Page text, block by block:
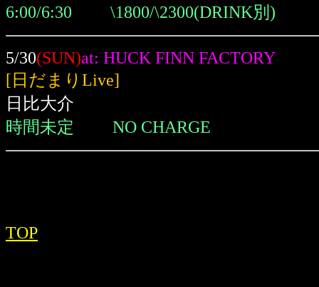
6:00/6:30 \1800/\2300(DRINK別)
5/30(SUN)at: HUCK FINN FACTORY
[日だまりLive]
日比大介
時間未定 NO CHARGE
TOP